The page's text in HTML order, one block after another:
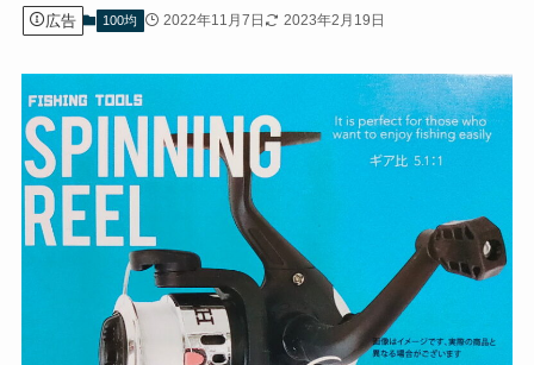
広告 100均 2022年11月7日 2023年2月19日